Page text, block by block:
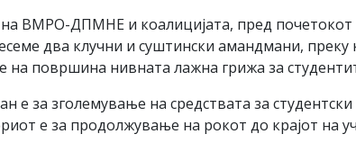
ВМРО-ДПМНЕ и коалицијата, пред почетокот
два клучни и суштински амандмани,
на површина нивната лажна грижа за
е за зголемување на средствата за
е за продолжување на рокот до крајот на